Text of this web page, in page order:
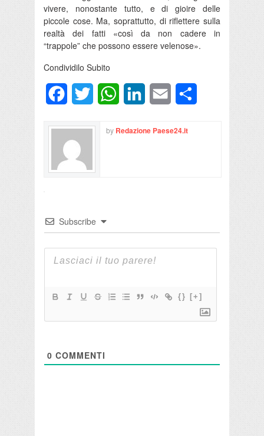
vivere, nonostante tutto, e di gioire delle
piccole cose. Ma, soprattutto, di riflettere sulla
realtà dei fatti «così da non cadere in
“trappole” che possono essere velenose».
Condividilo Subito
FacebookTwitter WhatsAppLinkedInEmail
by Redazione Paese24.it
Subscribe
{} [+]
0 COMMENTI